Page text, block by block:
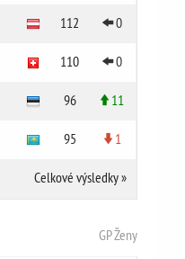
112 0
110 0
96 11
95 1
Celkové výsledky»
GP Ženy